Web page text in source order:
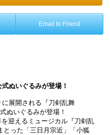
Email to Friend
ぬいぐるみが登場！
展開される『刀剣乱舞
ぬいぐるみが登場！
迎えるミュージカル『刀剣乱
とった「三日月宗近」「小狐